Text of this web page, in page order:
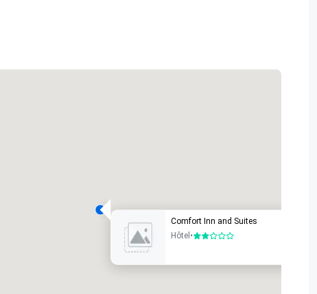
Chambres d'invités:
Comfort Inn and Suites
Hôtel •2 sur 5